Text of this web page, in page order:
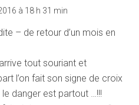
à 18 h 31 min
– de retour d’un mois en
tout souriant et
l’on fait son signe de croix
le danger est partout …!!!